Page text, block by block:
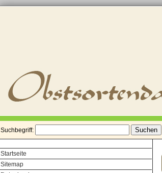
Suchbegriff:
Startseite
Sitemap